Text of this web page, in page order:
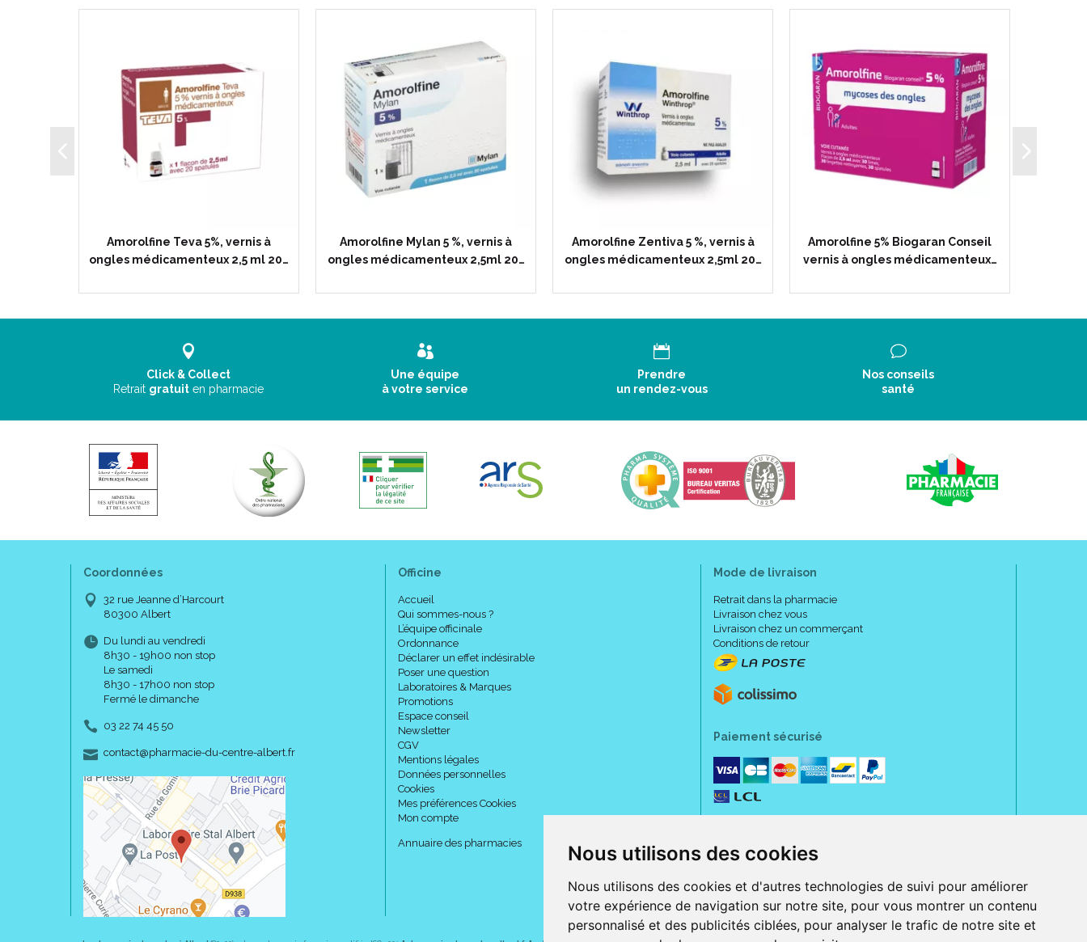
Nous utilisons des cookies
Nous utilisons des cookies et d'autres technologies de suivi pour améliorer
votre expérience de navigation sur notre site, pour vous montrer un contenu
personnalisé et des publicités ciblées, pour analyser le trafic de notre site et
Amorolfine Teva 5%, vernis à
ongles médicamenteux 2,5 ml 20…
Amorolfine Mylan 5 %, vernis à
ongles médicamenteux 2,5ml 20…
Amorolfine Zentiva 5 %, vernis à
ongles médicamenteux 2,5ml 20…
Amorolfine 5% Biogaran Conseil
vernis à ongles médicamenteux…
Click & Collect
Retrait gratuit en pharmacie
Une équipe
à votre service
Prendre
un rendez-vous
Nos conseils
santé
Coordonnées
32 rue Jeanne d’Harcourt
80300 Albert
Du lundi au vendredi
8h30 - 19h00 non stop
Le samedi
8h30 - 17h00 non stop
Fermé le dimanche
03 22 74 45 50
contact-
@-
pharmacie-du-centre-albert.fr
Officine
Accueil
Qui sommes-nous ?
L’équipe officinale
Ordonnance
Déclarer un effet indésirable
Poser une question
Laboratoires & Marques
Promotions
Espace conseil
Newsletter
CGV
Mentions légales
Données personnelles
Cookies
Mes préférences Cookies
Mon compte
Annuaire des pharmacies
Mode de livraison
Retrait dans la pharmacie
Livraison chez vous
Livraison chez un commerçant
Conditions de retour
Paiement sécurisé